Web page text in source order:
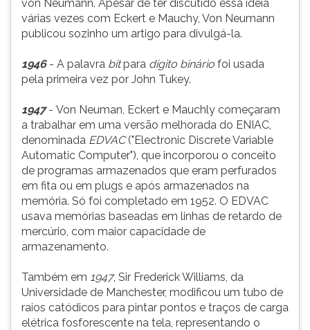
von Neumann. Apesar de ter discutido essa ideia
várias vezes com Eckert e Mauchy, Von Neumann
publicou sozinho um artigo para divulgá-la.
1946- A palavra bitpara dígito binário foi usada
pela primeira vez por John Tukey.
1947- Von Neuman, Eckert e Mauchly começaram
a trabalhar em uma versão melhorada do ENIAC,
denominada EDVAC("Electronic Discrete Variable
Automatic Computer"), que incorporou o conceito
de programas armazenados que eram perfurados
em fita ou em plugs e após armazenados na
memória. Só foi completado em 1952. O EDVAC
usava memórias baseadas em linhas de retardo de
mercúrio, com maior capacidade de
armazenamento.
Também em 1947, Sir Frederick Williams, da
Universidade de Manchester, modificou um tubo de
raios catódicos para pintar pontos e traços de carga
elétrica fosforescente na tela, representando o